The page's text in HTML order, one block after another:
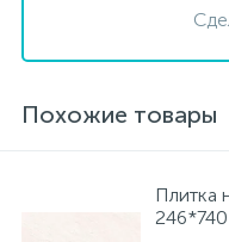
Похожие товары
Плитка